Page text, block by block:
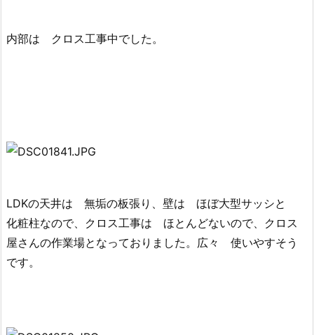
内部は クロス工事中でした。
LDKの天井は 無垢の板張り、壁は ほぼ大型サッシと
化粧柱なので、クロス工事は ほとんどないので、クロス
屋さんの作業場となっておりました。広々 使いやすそう
です。